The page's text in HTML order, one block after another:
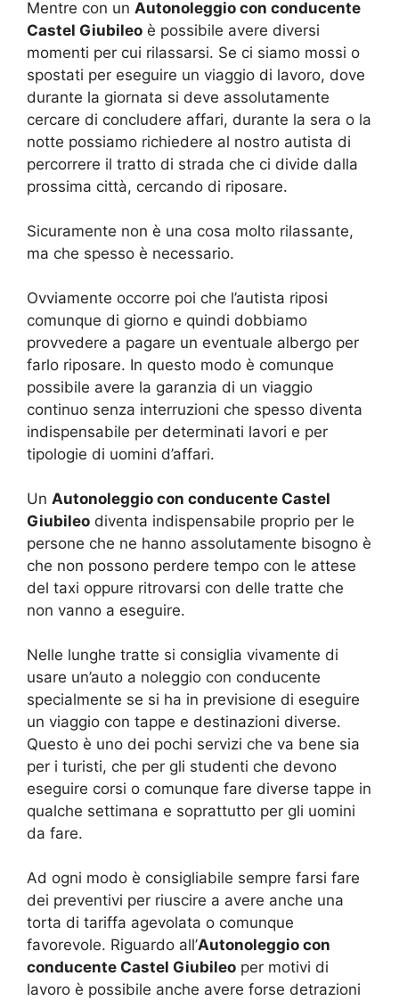
Mentre con un Autonoleggio con conducente
Castel Giubileo è possibile avere diversi
momenti per cui rilassarsi. Se ci siamo mossi o
spostati per eseguire un viaggio di lavoro, dove
durante la giornata si deve assolutamente
cercare di concludere affari, durante la sera o la
notte possiamo richiedere al nostro autista di
percorrere il tratto di strada che ci divide dalla
prossima città, cercando di riposare.
Sicuramente non è una cosa molto rilassante,
ma che spesso è necessario.
Ovviamente occorre poi che l’autista riposi
comunque di giorno e quindi dobbiamo
provvedere a pagare un eventuale albergo per
farlo riposare. In questo modo è comunque
possibile avere la garanzia di un viaggio
continuo senza interruzioni che spesso diventa
indispensabile per determinati lavori e per
tipologie di uomini d’affari.
Un Autonoleggio con conducente Castel
Giubileo diventa indispensabile proprio per le
persone che ne hanno assolutamente bisogno è
che non possono perdere tempo con le attese
del taxi oppure ritrovarsi con delle tratte che
non vanno a eseguire.
Nelle lunghe tratte si consiglia vivamente di
usare un’auto a noleggio con conducente
specialmente se si ha in previsione di eseguire
un viaggio con tappe e destinazioni diverse.
Questo è uno dei pochi servizi che va bene sia
per i turisti, che per gli studenti che devono
eseguire corsi o comunque fare diverse tappe in
qualche settimana e soprattutto per gli uomini
da fare.
Ad ogni modo è consigliabile sempre farsi fare
dei preventivi per riuscire a avere anche una
torta di tariffa agevolata o comunque
favorevole. Riguardo all’Autonoleggio con
conducente Castel Giubileo per motivi di
lavoro è possibile anche avere forse detrazioni